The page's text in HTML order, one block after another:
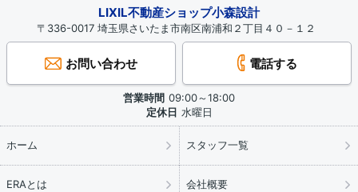
LIXIL不動産ショップ小森設計
〒336-0017 埼玉県さいたま市南区南浦和２丁目４０－１２
お問い合わせ 電話する
営業時間 09:00～18:00
定休日 水曜日
ホーム スタッフ一覧
ERAとは 会社概要